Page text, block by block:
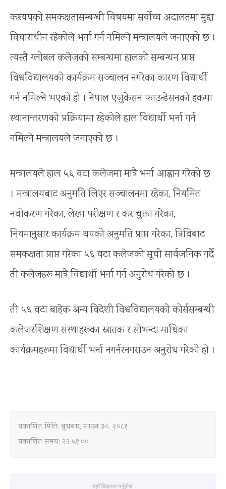
कश्यपको समकक्षतासम्बन्धी विषयमा सर्वोच्च अदालतमा मुद्दा
विचाराधीन रहेकोले भर्ना गर्न नमिल्ने मन्त्रालयले जनाएको छ ।
त्यस्तै ग्लोबल कलेजको सम्बन्धमा हालको सम्बन्धन प्राप्त
विश्वविद्यालयको कार्यक्रम सञ्चालन नगरेका कारण विद्यार्थी
गर्न नमिल्ने भएको हो । नेपाल एजुकेसन फाउन्डेसनको हकमा
स्थानान्तरणको प्रक्रियामा रहेकोले हाल विद्यार्थी भर्ना गर्न
नमिल्ने मन्त्रालयले जनाएको छ ।
मन्त्रालयले हाल ५६ वटा कलेजमा मात्रै भर्ना आह्वान गरेको छ
। मन्त्रालयबाट अनुमति लिएर सञ्चालनमा रहेका, नियमित
नवीकरण गरेका, लेखा परीक्षण र कर चुक्ता गरेका,
नियमानुसार कार्यक्रम थपको अनुमति प्राप्त गरेका, त्रिविबाट
समकक्षता प्राप्त गरेका ५६ वटा कलेजको सूची सार्वजनिक गर्दै
ती कलेजहरू मात्रै विद्यार्थी भर्ना गर्न अनुरोध गरेको छ ।
ती ५६ वटा बाहेक अन्य विदेशी विश्वविद्यालयको कोर्ससम्बन्धी
कलेजरशिक्षण संस्थाहरूका स्नातक र सोभन्दा माथिका
कार्यक्रमहरूमा विद्यार्थी भर्ना नगर्नरनगराउन अनुरोध गरेको हो ।
प्रकाशित मिति: बुधबार, साउन ३०, २०८१
प्रकाशित समय: २२:५१:००